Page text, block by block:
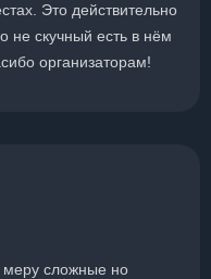
Это действительно
не скучный есть в нём
организаторам!
меру сложные но